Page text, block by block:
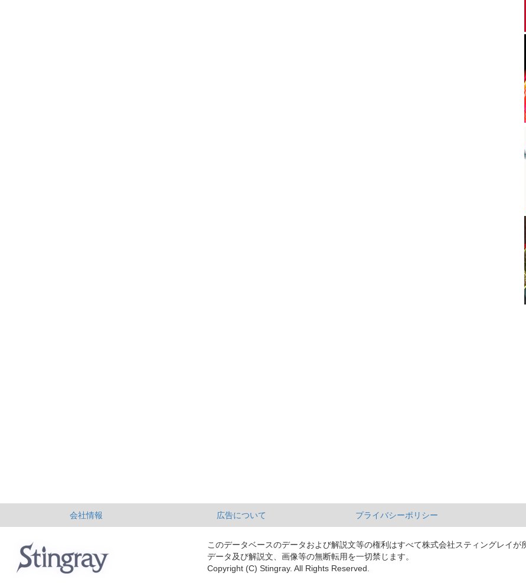
会社情報 広告について プライバシーポリシー
このデータベースのデータおよび解説文等の権利はすべて株式会社スティングレイが
データ及び解説文、画像等の無断転用を一切禁じます。
Copyright (C) Stingray. All Rights Reserved.